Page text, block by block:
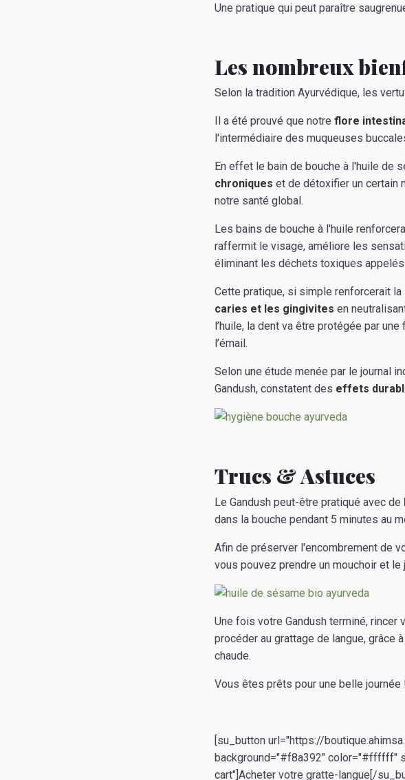
Une pratique qui peut paraître
Les nombreux
Selon la tradition Ayurvédique, les
Il a été prouvé que notre flore
l'intermédiaire des muqueuses
En effet le bain de bouche à l'huile de
chroniques et de détoxifier un certain
notre santé global.
Les bains de bouche à l'huile
raffermit le visage, améliore les
éliminant les déchets toxiques appelés
Cette pratique, si simple renforcerait la
caries et les gingivites en
l’huile, la dent va être protégée par
l’émail.
Selon une étude menée par le journal
Gandush, constatent des effets
Trucs & Astuces
Le Gandush peut-être pratiqué avec de
dans la bouche pendant 5 minutes au
Afin de préserver l'encombrement de
vous pouvez prendre un mouchoir et le
Une fois votre Gandush terminé,
procéder au grattage de langue, grâce
chaude.
Vous êtes prêts pour une belle journée
[su_button url="https://
background="#f8a392" color="#ffffff"
cart"]Acheter votre gratte-langue[/